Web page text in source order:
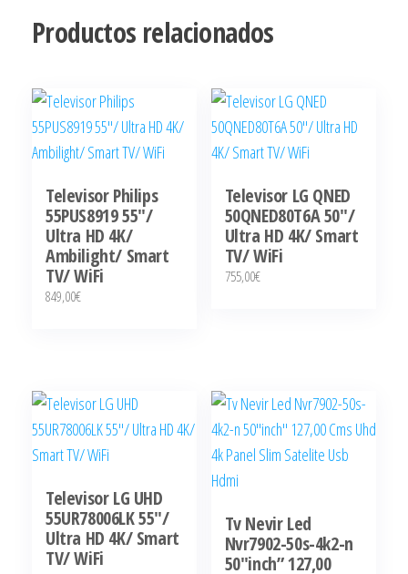
Productos relacionados
Televisor Philips
55PUS8919 55″/
Ultra HD 4K/
Ambilight/ Smart
TV/ WiFi
849,00€
Televisor LG QNED
50QNED80T6A 50″/
Ultra HD 4K/ Smart
TV/ WiFi
755,00€
Televisor LG UHD
55UR78006LK 55″/
Ultra HD 4K/ Smart
TV/ WiFi
Tv Nevir Led
Nvr7902-50s-4k2-n
50″inch” 127,00